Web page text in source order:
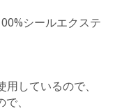
シールエクステ
しているので、
、